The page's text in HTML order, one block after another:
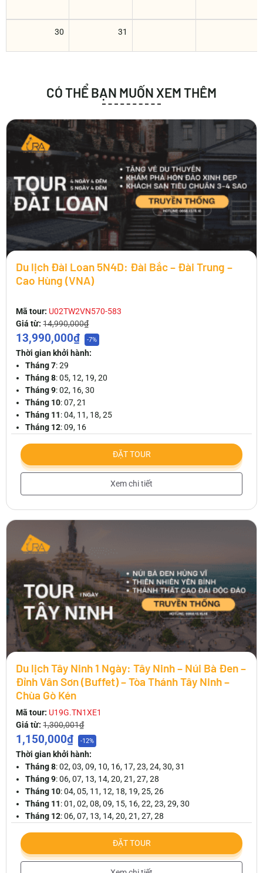
30 31
CÓ THỂ BẠN MUỐN XEM THÊM
Du lịch Đài Loan 5N4D: Đài Bắc – Đài Trung –
Cao Hùng (VNA)
Mã tour: U02TW2VN570-583
Giá từ:14,990,000₫
13,990,000₫ -7%
Thời gian khởi hành:
Tháng 7: 29
Tháng 8: 05, 12, 19, 20
Tháng 9: 02, 16, 30
Tháng 10: 07, 21
Tháng 11: 04, 11, 18, 25
Tháng 12: 09, 16
ĐẶT TOUR
Xem chi tiết
Du lịch Tây Ninh 1 Ngày: Tây Ninh – Núi Bà Đen –
Đỉnh Vân Sơn (Buffet) – Tòa Thánh Tây Ninh –
Chùa Gò Kén
Mã tour: U19G.TN1XE1
Giá từ:1,300,001₫
1,150,000₫ -12%
Thời gian khởi hành:
Tháng 8: 02, 03, 09, 10, 16, 17, 23, 24, 30, 31
Tháng 9: 06, 07, 13, 14, 20, 21, 27, 28
Tháng 10: 04, 05, 11, 12, 18, 19, 25, 26
Tháng 11: 01, 02, 08, 09, 15, 16, 22, 23, 29, 30
Tháng 12: 06, 07, 13, 14, 20, 21, 27, 28
ĐẶT TOUR